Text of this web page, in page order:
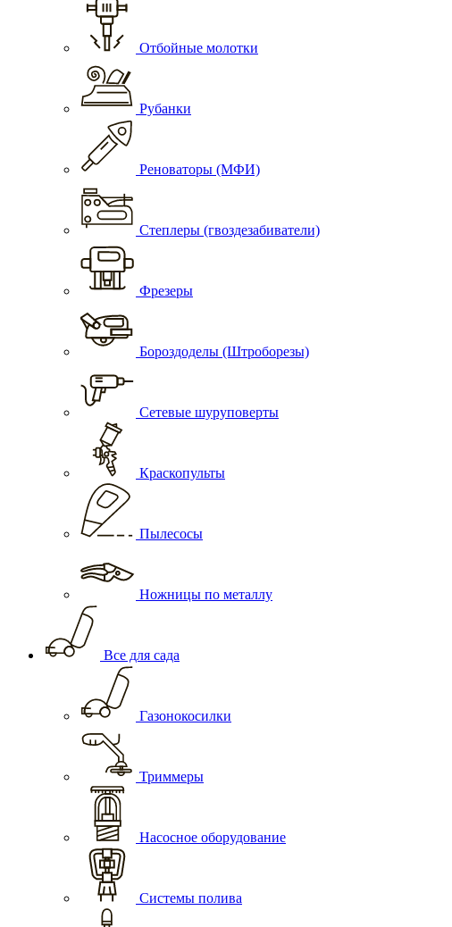
Отбойные молотки
Рубанки
Реноваторы (МФИ)
Степлеры (гвоздезабиватели)
Фрезеры
Бороздоделы (Штроборезы)
Сетевые шуруповерты
Краскопульты
Пылесосы
Ножницы по металлу
Все для сада
Газонокосилки
Триммеры
Насосное оборудование
Системы полива